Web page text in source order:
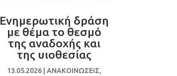
Ενημερωτική δράση
με θέμα το θεσμό
της αναδοχής και
της υιοθεσίας
13.05.2026 |ΑΝΑΚΟΙΝΩΣΕΙΣ,